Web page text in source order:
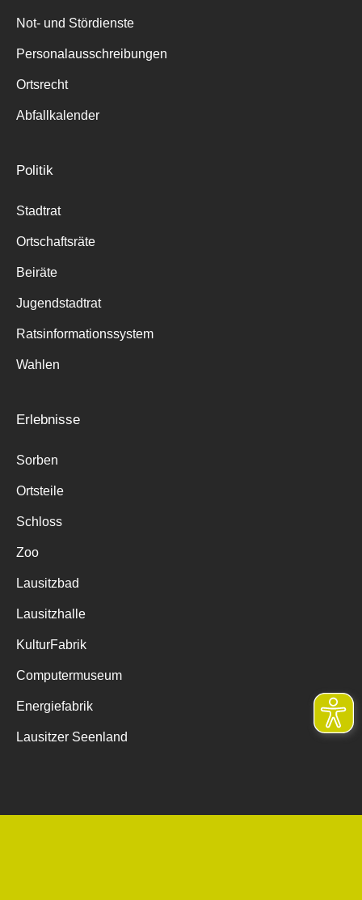
Not- und Stördienste
Personalausschreibungen
Ortsrecht
Abfallkalender
Politik
Stadtrat
Ortschaftsräte
Beiräte
Jugendstadtrat
Ratsinformationssystem
Wahlen
Erlebnisse
Sorben
Ortsteile
Schloss
Zoo
Lausitzbad
Lausitzhalle
KulturFabrik
Computermuseum
Energiefabrik
Lausitzer Seenland